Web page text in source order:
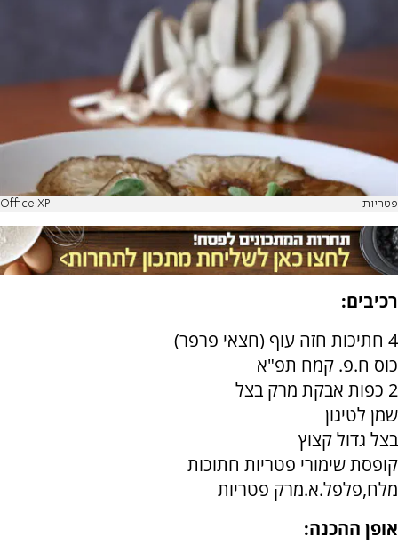
פטריות Office XP
רכיבים:
4 חתיכות חזה עוף (חצאי פרפר)
כוס ח.פ. קמח תפ"א
2 כפות אבקת מרק בצל
שמן לטיגון
בצל גדול קצוץ
קופסת שימורי פטריות חתוכות
מלח,פלפל.א.מרק פטריות
אופן ההכנה: